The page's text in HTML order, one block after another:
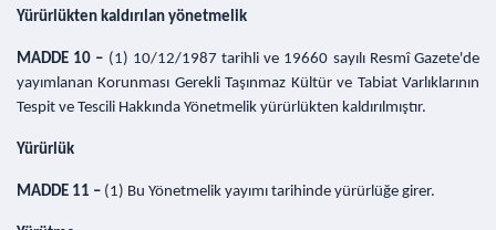
Yürürlükten kaldırılan yönetmelik
MADDE 10 – (1) 10/12/1987 tarihli ve 19660 sayılı Resmî Gazete'de
yayımlanan Korunması Gerekli Taşınmaz Kültür ve Tabiat Varlıklarının
Tespit ve Tescili Hakkında Yönetmelik yürürlükten kaldırılmıştır.
Yürürlük
MADDE 11 – (1) Bu Yönetmelik yayımı tarihinde yürürlüğe girer.